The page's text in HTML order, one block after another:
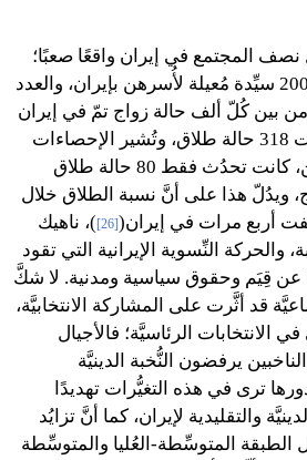
نصف المجتمع في إيران واقعًا صعبًا؛
فهناك حوالي 3 ملايين و200 سيِّدة مُعيلة لأُسرهن بإيران، والعدد
بين كُلّ ألف حالة زواج تمّ في إيران
خلال العام 2020م، حدثت 318 حالة طلاق، وتُشير الإحصاءات
إلى أنَّه قبل قرابة عقدين، كانت تحدُث فقط 80 حالة طلاق
ويدُلّ هذا على أنَّ نسبة الطلاق خلال
أربع مرات في إيران([26]
)، ناهيك
النِّسوية الإيرانية التي تقود
عن قِيَم وحقوق سياسية ومدنية. لا شكَّ
قد أثَّرت على المشاركة الانتخابيَّة،
الانتخابات الرئاسيَّة؛ فالأجيال
يرفضون النُّخبة الدينيَّة
ترى في هذه التغيُّرات تهديدًا
والتقليدية لإيران، كما أنَّ تزايُد
المتوسِّطة-العُليا والمتوسِّطة